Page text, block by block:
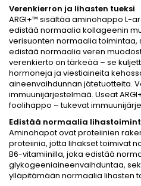
Verenkierron ja lihasten tueksi
ARGI+™ sisältää aminohappo L-
edistää normaalia kollageenin
verisuonten normaalia
edistää normaalia veren
verenkierto on tärkeää – se
hormoneja ja viestiaineita
aineenvaihdunnan jätetuotteita.
immuunijärjestelmää. Useat
foolihappo – tukevat
Edistää normaalia
Aminohapot ovat proteiinien
proteiinia, jotta lihakset toimivat
B6-vitamiinilla, joka edistää
glykogeeniaineenvaihduntaa,
ylläpitämään normaalia lihasten